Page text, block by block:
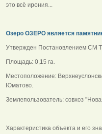
это всё ирония...
Озеро ОЗЕРО является
Утвержден Постановлением СМ
Площадь: 0,15 га.
Местоположение:
Юматово.
Землепользователь: совхоз
Характеристика объекта и его